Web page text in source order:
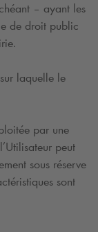
– ayant les
de droit public
laquelle le
par une
peut
sous réserve
sont